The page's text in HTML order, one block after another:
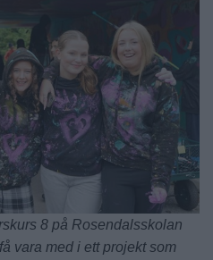
8 på Rosendalsskolan
vara med i ett projekt som